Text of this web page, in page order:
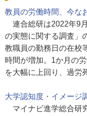
教員の労働時間、今な
連合総研は2022年9
の実態に関する調査」
教職員の勤務日の在校
時間が増加。1か月の
を大幅に上回り、過労
大学認知度・イメージ
マイナビ進学総合研